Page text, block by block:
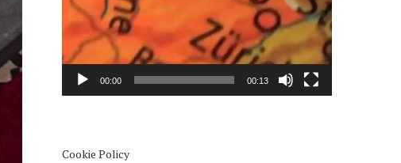
00:00 00:13
Cookie Policy